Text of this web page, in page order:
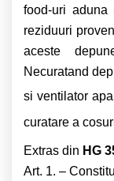
food-uri aduna
reziduuri
aceste
Necuratand
si ventilator
curatare a
Extras din HG
Art. 1. –